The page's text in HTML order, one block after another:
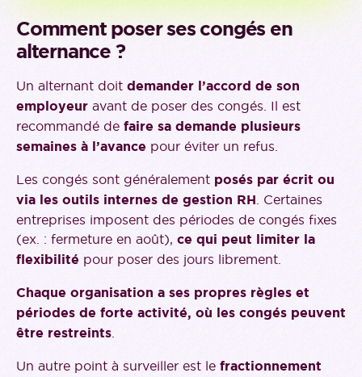
Comment poser ses congés en
alternance ?
Un alternant doit demander l’accord de son
employeur avant de poser des congés. Il est
recommandé de faire sa demande plusieurs
semaines à l’avance pour éviter un refus.
Les congés sont généralement posés par écrit ou
via les outils internes de gestion RH. Certaines
entreprises imposent des périodes de congés fixes
(ex. : fermeture en août), ce qui peut limiter la
flexibilité pour poser des jours librement.
Chaque organisation a ses propres règles et
périodes de forte activité, où les congés peuvent
être restreints.
Un autre point à surveiller est le fractionnement